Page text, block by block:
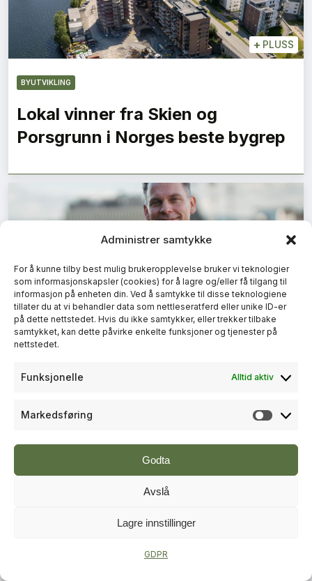
Administrer samtykke
For å kunne tilby best mulig brukeropplevelse bruker vi teknologier
som informasjonskapsler (cookies) for å lagre og/eller få tilgang til
informasjon på enheten din. Ved å samtykke til disse teknologiene
tillater du at vi behandler data som nettleseratferd eller unike ID-er
på dette nettstedet. Hvis du ikke samtykker, eller trekker tilbake
samtykket, kan dette påvirke enkelte funksjoner og tjenester på
nettstedet.
Funksjonelle Alltid aktiv
Markedsføring
Godta
Avslå
Lagre innstillinger
GDPR
+ PLUSS
BYUTVIKLING
Lokal vinner fra Skien og
Porsgrunn i Norges beste bygrep
+ PLUSS
RÅDGIVNING
én milliard kroner i andre kvartal